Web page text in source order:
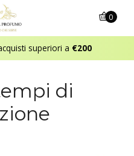
superiori a €200
0
di